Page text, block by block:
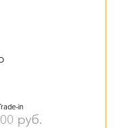
in
руб.